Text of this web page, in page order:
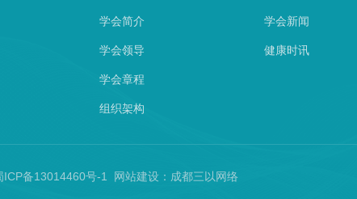
学会简介
学会领导
学会章程
组织架构
学会新闻
健康时讯
备13014460号-1 网站建设： 成都三以网络